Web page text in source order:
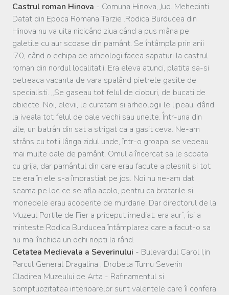
Castrul roman Hinova - Comuna Hinova, Jud. Mehedinti
Datat din Epoca Romana Tarzie .Rodica Burducea din
Hinova nu va uita nicicând ziua când a pus mâna pe
galetile cu aur scoase din pamânt. Se întâmpla prin anii
'70, când o echipa de arheologi facea sapaturi la castrul
roman din nordul localitatii. Era eleva atunci, platita sa-si
petreaca vacanta de vara spalând pietrele gasite de
specialisti. „Se gaseau tot felul de cioburi, de bucati de
obiecte. Noi, elevii, le curatam si arheologii le lipeau, dând
la iveala tot felul de oale vechi sau unelte. Într-una din
zile, un batrân din sat a strigat ca a gasit ceva. Ne-am
strâns cu totii lânga zidul unde, într-o groapa, se vedeau
mai multe oale de pamânt. Omul a încercat sa le scoata
cu grija, dar pamântul din care erau facute a plesnit si tot
ce era în ele s-a împrastiat pe jos. Noi nu ne-am dat
seama pe loc ce se afla acolo, pentru ca bratarile si
monedele erau acoperite de murdarie. Dar directorul de la
Muzeul Portile de Fier a priceput imediat: era aur“, îsi a
minteste Rodica Burducea întâmplarea care a facut-o sa
nu mai închida un ochi nopti la rând.
Cetatea Medievala a Severinului - Bulevardul Carol I,in
Parcul General Dragalina , Drobeta Turnu Severin
Cladirea Muzeului de Arta - Rafinamentul si
somptuozitatea interioarelor sunt valentele care îi confera